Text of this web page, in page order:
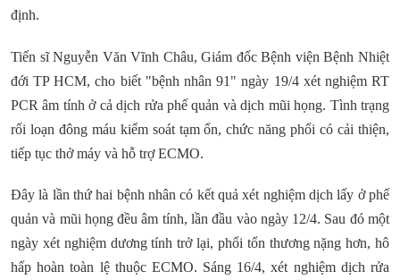
định.
Tiến sĩ Nguyễn Văn Vĩnh Châu, Giám đốc Bệnh viện Bệnh Nhiệt
đới TP HCM, cho biết "bệnh nhân 91" ngày 19/4 xét nghiệm RT
PCR âm tính ở cả dịch rửa phế quản và dịch mũi họng. Tình trạng
rối loạn đông máu kiểm soát tạm ổn, chức năng phổi có cải thiện,
tiếp tục thở máy và hỗ trợ ECMO.
Đây là lần thứ hai bệnh nhân có kết quả xét nghiệm dịch lấy ở phế
quản và mũi họng đều âm tính, lần đầu vào ngày 12/4. Sau đó một
ngày xét nghiệm dương tính trở lại, phổi tổn thương nặng hơn, hô
hấp hoàn toàn lệ thuộc ECMO. Sáng 16/4, xét nghiệm dịch rửa